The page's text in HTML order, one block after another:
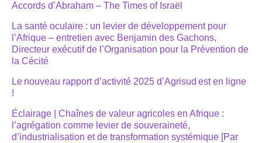
Accords d’Abraham – The Times of Israël
La santé oculaire : un levier de développement pour
l’Afrique – entretien avec Benjamin des Gachons,
Directeur exécutif de l’Organisation pour la Prévention de
la Cécité
Le nouveau rapport d’activité 2025 d’Agrisud est en ligne
!
Éclairage | Chaînes de valeur agricoles en Afrique :
l’agrégation comme levier de souveraineté,
d’industrialisation et de transformation systémique [Par